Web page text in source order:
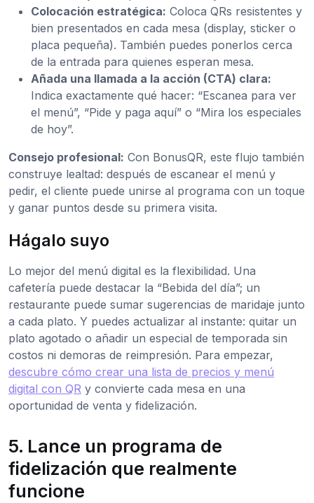
Colocación estratégica: Coloca QRs resistentes y
bien presentados en cada mesa (display, sticker o
placa pequeña). También puedes ponerlos cerca
de la entrada para quienes esperan mesa.
Añada una llamada a la acción (CTA) clara:
Indica exactamente qué hacer: “Escanea para ver
el menú”, “Pide y paga aquí” o “Mira los especiales
de hoy”.
Consejo profesional: Con BonusQR, este flujo también
construye lealtad: después de escanear el menú y
pedir, el cliente puede unirse al programa con un toque
y ganar puntos desde su primera visita.
Hágalo suyo
Lo mejor del menú digital es la flexibilidad. Una
cafetería puede destacar la “Bebida del día”; un
restaurante puede sumar sugerencias de maridaje junto
a cada plato. Y puedes actualizar al instante: quitar un
plato agotado o añadir un especial de temporada sin
costos ni demoras de reimpresión. Para empezar,
descubre cómo crear una lista de precios y menú
digital con QR y convierte cada mesa en una
oportunidad de venta y fidelización.
5. Lance un programa de
fidelización que realmente
funcione